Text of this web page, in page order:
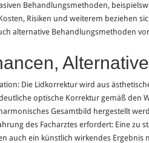
Behandlungsmethoden,
Risiken und weiterem beziehen
alternative Behandlungsmethoden
Die Lidkorrektur wird aus
optische Korrektur gemäß den
Gesamtbild hergestellt
des Facharztes erfordert: Eine zu
auch ein künstlich wirkendes Ergebnis